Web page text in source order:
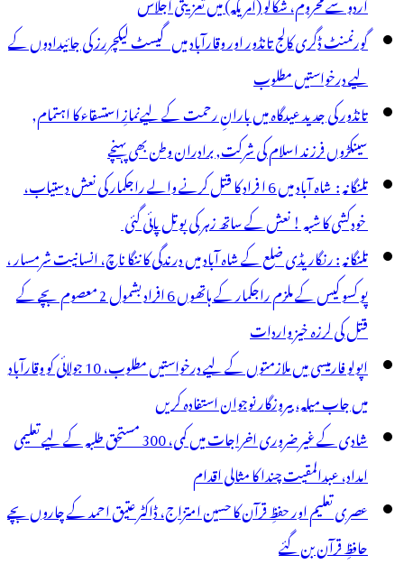
گورنمنٹ ڈگری کالج تانڈور اور وقارآباد میں گیسٹ لیکچررز کی جائیدادوں کے
لیے درخواستیں مطلوب
تانڈور کی جدید عیدگاہ میں بارانِ رحمت کے لیےنمازِ استسقاء کا اہتمام,
سینکڑوں فرزند اسلام کی شرکت, برادران وطن بھی پہنچے
تلنگانہ : شاہ آباد میں 6 ا فراد کا قتل کرنے والے راجکمار کی نعش دستیاب،
خودکشی کا شبہ ! نعش کے ساتھ زہر کی بوتل پائی گئی
تلنگانہ : رنگاریڈی ضلع کے شاہ آباد میں درندگی کا ننگا ناچ، انسانیت شرمسار ،
پو کسو کیس کے ملزم راجکمار کے ہاتھوں 6 افراد بشمول 2 معصوم بچے کے
قتل کی لرزہ خیز واردات
اپولو فارمیسی میں ملازمتوں کے لیے درخواستیں مطلوب، 10 جولائی کو وقارآباد
میں جاب میلہ، بیروزگار نوجوان استفادہ کریں
شادی کے غیر ضروری اخراجات میں کمی، 300 مستحق طلبہ کے لیے تعلیمی
امداد، عبدالمقیت چندا کا مثالی اقدام
عصری تعلیم اور حفظِ قرآن کا حسین امتزاج، ڈاکٹر عتیق احمد کے چاروں بچے
حافظِ قرآن بن گئے